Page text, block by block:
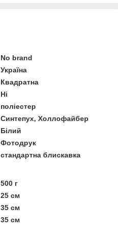
No brand
Україна
Квадратна
Ні
поліестер
Синтепух, Холлофайбер
Білий
Фотодрук
стандартна блискавка
500 г
25 см
35 см
35 см